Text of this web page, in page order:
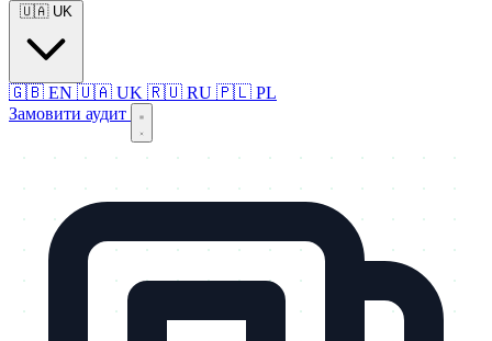
🇺🇦 UK
🇬🇧 EN 🇺🇦 UK 🇷🇺 RU 🇵🇱 PL
Замовити аудит